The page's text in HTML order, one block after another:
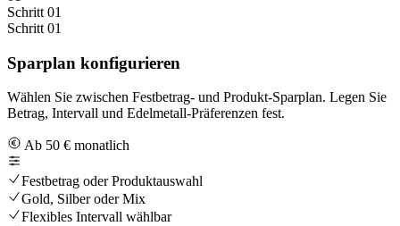
Schritt 01
Schritt 01
Sparplan konfigurieren
Wählen Sie zwischen Festbetrag- und Produkt-Sparplan. Legen Sie
Betrag, Intervall und Edelmetall-Präferenzen fest.
Ab 50 € monatlich
Festbetrag oder Produktauswahl
Gold, Silber oder Mix
Flexibles Intervall wählbar